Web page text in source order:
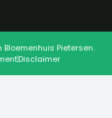
Pietersen.
Disclaimer